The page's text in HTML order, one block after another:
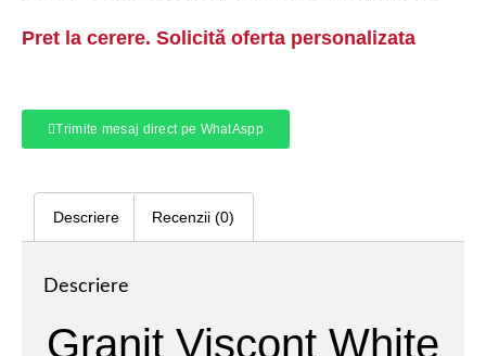
Pret la cerere. Solicită oferta personalizata
Trimite mesaj direct pe WhatAspp
Descriere Recenzii (0)
Descriere
Granit Viscont White